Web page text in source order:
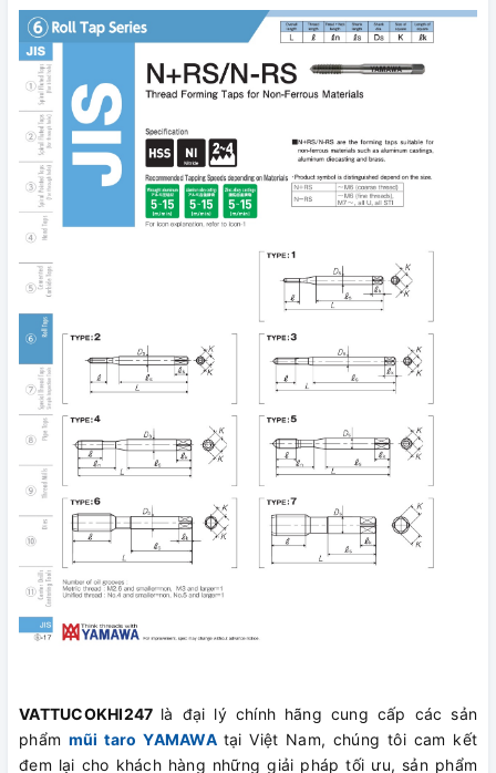
VATTUCOKHI247 là đại lý chính hãng cung cấp các sản
phẩm mũi taro YAMAWA tại Việt Nam, chúng tôi cam kết
đem lại cho khách hàng những giải pháp tối ưu, sản phẩm